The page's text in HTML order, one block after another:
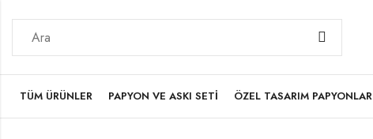
TÜM ÜRÜNLER PAPYON VE ASKI SETI ÖZEL TASARIM PAPYONLAR